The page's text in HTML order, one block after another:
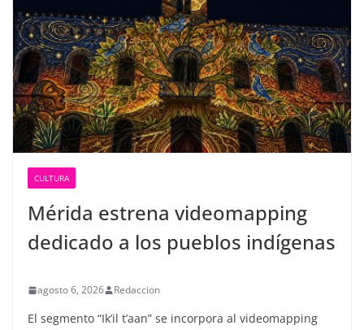
CULTURA
Mérida estrena videomapping
dedicado a los pueblos indígenas
agosto 6, 2026 Redaccion
El segmento “Ik’il t’aan” se incorpora al videomapping